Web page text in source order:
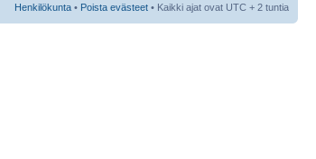
Henkilökunta • Poista evästeet • Kaikki ajat ovat UTC + 2 tuntia